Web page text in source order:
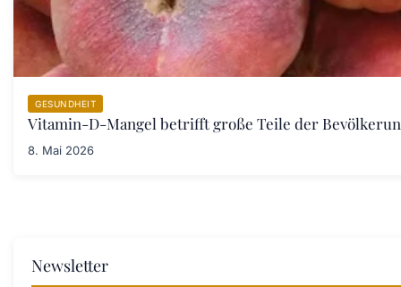
GESUNDHEIT
Vitamin-D-Mangel betrifft große Teile der
8. Mai 2026
Newsletter